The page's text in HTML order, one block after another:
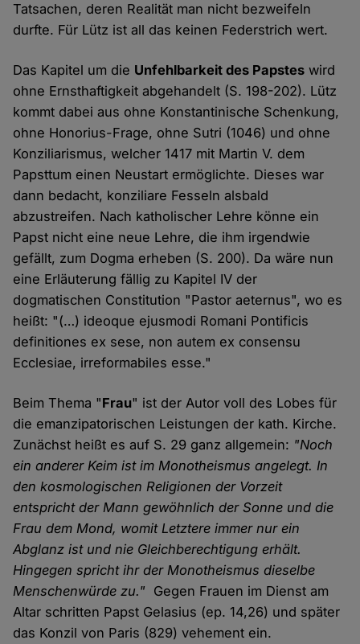
Tatsachen, deren Realität man nicht bezweifeln
durfte. Für Lütz ist all das keinen Federstrich wert.
Das Kapitel um die Unfehlbarkeit des Papstes wird
ohne Ernsthaftigkeit abgehandelt (S. 198-202). Lütz
kommt dabei aus ohne Konstantinische Schenkung,
ohne Honorius-Frage, ohne Sutri (1046) und ohne
Konziliarismus, welcher 1417 mit Martin V. dem
Papsttum einen Neustart ermöglichte. Dieses war
dann bedacht, konziliare Fesseln alsbald
abzustreifen. Nach katholischer Lehre könne ein
Papst nicht eine neue Lehre, die ihm irgendwie
gefällt, zum Dogma erheben (S. 200). Da wäre nun
eine Erläuterung fällig zu Kapitel IV der
dogmatischen Constitution "Pastor aeternus", wo es
heißt: "(…) ideoque ejusmodi Romani Pontificis
definitiones ex sese, non autem ex consensu
Ecclesiae, irreformabiles esse."
Beim Thema "Frau" ist der Autor voll des Lobes für
die emanzipatorischen Leistungen der kath. Kirche.
Zunächst heißt es auf S. 29 ganz allgemein: "Noch
ein anderer Keim ist im Monotheismus angelegt. In
den kosmologischen Religionen der Vorzeit
entspricht der Mann gewöhnlich der Sonne und die
Frau dem Mond, womit Letztere immer nur ein
Abglanz ist und nie Gleichberechtigung erhält.
Hingegen spricht ihr der Monotheismus dieselbe
Menschenwürde zu." Gegen Frauen im Dienst am
Altar schritten Papst Gelasius (ep. 14,26) und später
das Konzil von Paris (829) vehement ein.